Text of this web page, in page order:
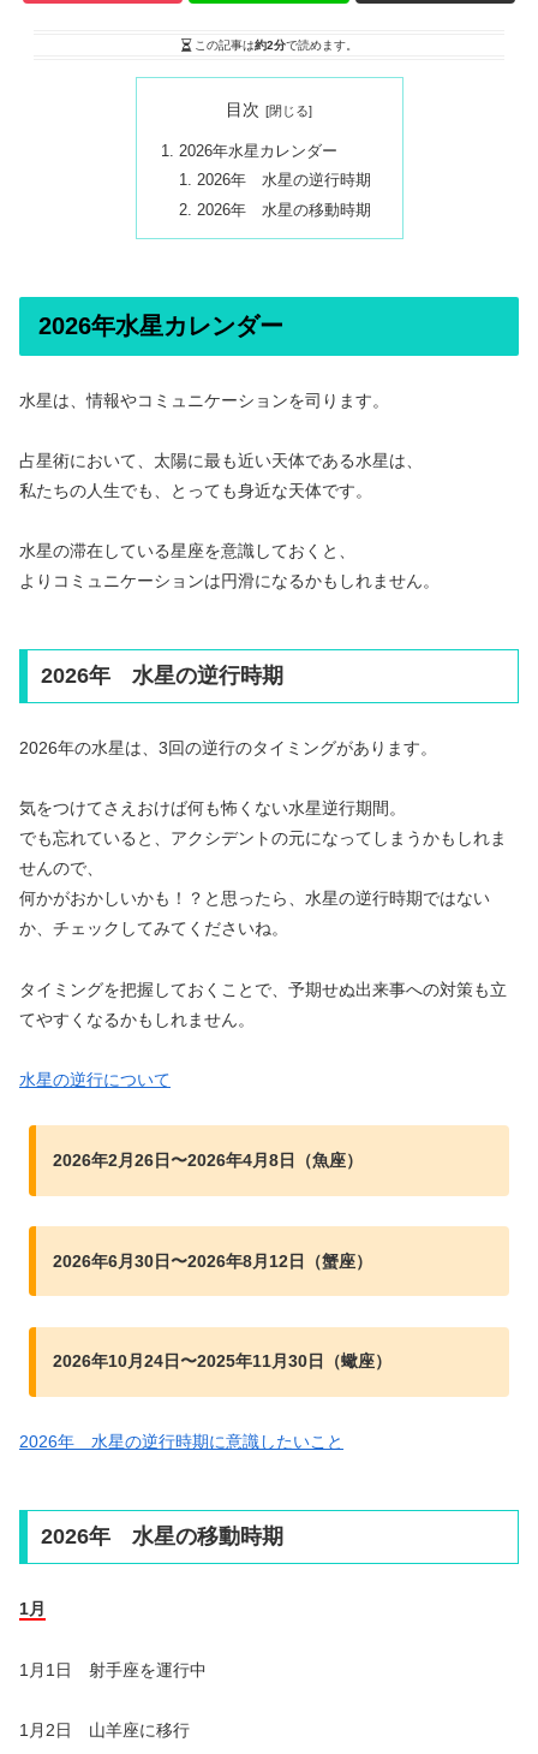
この記事は約2分で読めます。
目次
2026年水星カレンダー
2026年 水星の逆行時期
2026年 水星の移動時期
2026年水星カレンダー
水星は、情報やコミュニケーションを司ります。
占星術において、太陽に最も近い天体である水星は、
私たちの人生でも、とっても身近な天体です。
水星の滞在している星座を意識しておくと、
よりコミュニケーションは円滑になるかもしれません。
2026年 水星の逆行時期
2026年の水星は、3回の逆行のタイミングがあります。
気をつけてさえおけば何も怖くない水星逆行期間。
でも忘れていると、アクシデントの元になってしまうかもしれま
せんので、
何かがおかしいかも！？と思ったら、水星の逆行時期ではない
か、チェックしてみてくださいね。
タイミングを把握しておくことで、予期せぬ出来事への対策も立
てやすくなるかもしれません。
水星の逆行について
2026年2月26日〜2026年4月8日（魚座）
2026年6月30日〜2026年8月12日（蟹座）
2026年10月24日〜2025年11月30日（蠍座）
2026年 水星の逆行時期に意識したいこと
2026年 水星の移動時期
1月
1月1日 射手座を運行中
1月2日 山羊座に移行